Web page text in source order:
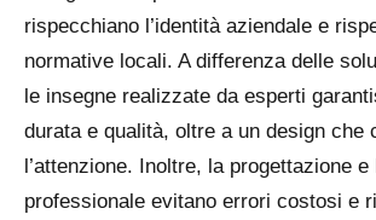
rispecchiano l’identità aziendale e
normative locali. A differenza delle
le insegne realizzate da esperti
durata e qualità, oltre a un design che
l’attenzione. Inoltre, la progettazione e
professionale evitano errori costosi e